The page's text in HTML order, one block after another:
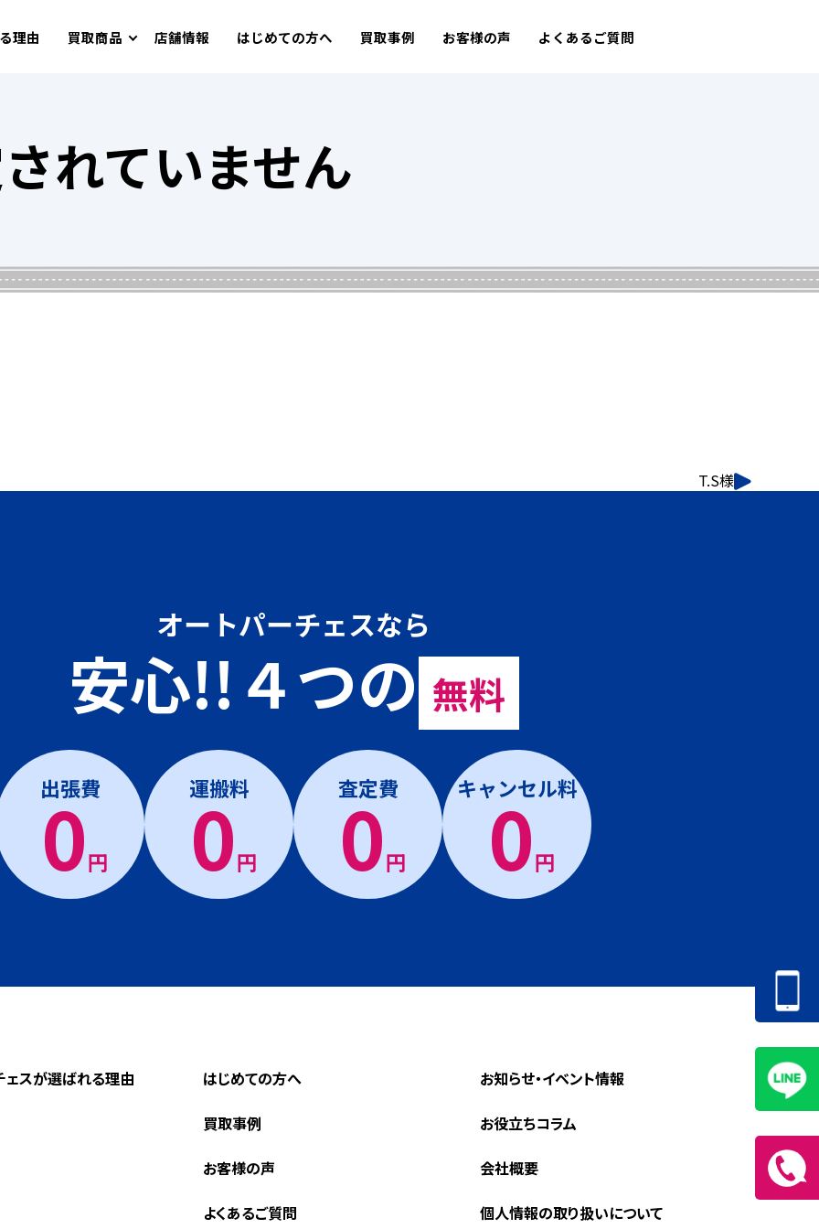
理由 買取商品 店舗情報 はじめての方へ 買取事例 お客様の声 よくあるご質問
れていません
T.S様
オートパーチェスなら
安心!!４つの 無料
出張費
0円
運搬料
0円
査定費
0円
キャンセル料
0円
ェスが選ばれる理由 はじめての方へ
買取事例
お客様の声
よくあるご質問
お知らせ・イベント情報
お役立ちコラム
会社概要
個人情報の取り扱いについて